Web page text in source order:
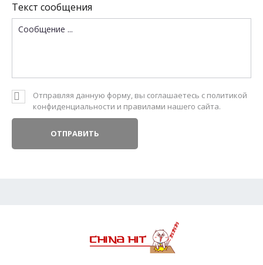
Текст сообщения
Отправляя данную форму, вы соглашаетесь с политикой
конфиденциальности и правилами нашего сайта.